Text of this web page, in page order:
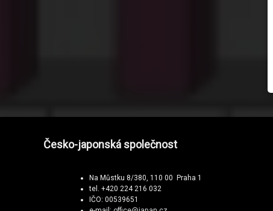
Česko-japonská společnost
Na Můstku 8/380, 110 00 Praha 1
tel. +420 224 216 032
IČO: 00539651